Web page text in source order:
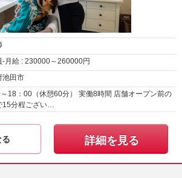
-月給 : 230000～260000円
池田市
18：00（休憩60分） 実働8時間 店舗オープン前の
15分程ござい…
詳細を見る